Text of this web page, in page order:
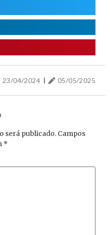
23/04/2024 05/05/2025
será publicado. Campos
*